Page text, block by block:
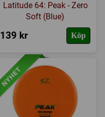
Latitude 64: Peak - Zero
Soft (Blue)
139 kr Köp